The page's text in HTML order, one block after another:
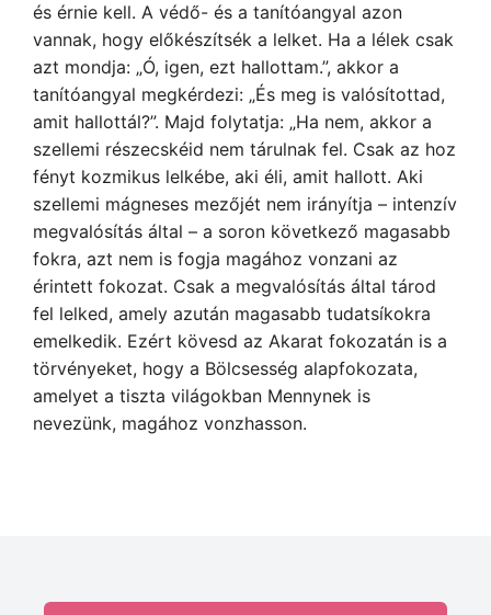
és érnie kell. A védő- és a tanítóangyal azon
vannak, hogy előkészítsék a lelket. Ha a lélek csak
azt mondja: „Ó, igen, ezt hallottam.”, akkor a
tanítóangyal megkérdezi: „És meg is valósítottad,
amit hallottál?”. Majd folytatja: „Ha nem, akkor a
szellemi részecskéid nem tárulnak fel. Csak az hoz
fényt kozmikus lelkébe, aki éli, amit hallott. Aki
szellemi mágneses mezőjét nem irányítja – intenzív
megvalósítás által – a soron következő magasabb
fokra, azt nem is fogja magához vonzani az
érintett fokozat. Csak a megvalósítás által tárod
fel lelked, amely azután magasabb tudatsíkokra
emelkedik. Ezért kövesd az Akarat fokozatán is a
törvényeket, hogy a Bölcsesség alapfokozata,
amelyet a tiszta világokban Mennynek is
nevezünk, magához vonzhasson.